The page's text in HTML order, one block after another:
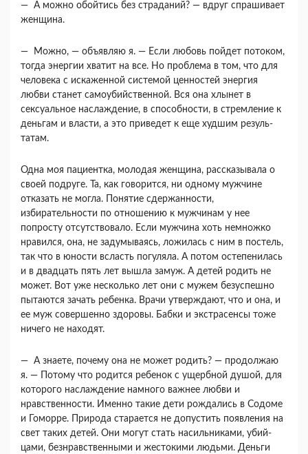
— А можно обойтись без страданий? — вдруг спрашивает
женщина.
— Можно, — объявляю я. — Если любовь пой­дет потоком,
тогда энергии хватит на все. Но проблема в том, что для
человека с искаженной системой ценностей энергия
любви станет само­убийственной. Вся она хлынет в
сексуальное на­слаждение, в способности, в стремление к
деньгам и власти, а это приведет к еще худшим резуль­
татам.
Одна моя пациентка, молодая женщина, рас­сказывала о
своей подруге. Та, как говорится, ни одному мужчине
отказать не могла. Понятие сдер­жанности,
избирательности по отношению к муж­чинам у нее
попросту отсутствовало. Если мужчи­на хоть немножко
нравился, она, не задумываясь, ложилась с ним в постель,
так что в юности всласть погуляла. А потом остепенилась
и в два­дцать пять лет вышла замуж. А детей родить не
может. Вот уже несколько лет они с мужем безу­спешно
пытаются зачать ребенка. Врачи утверж­дают, что и она, и
ее муж совершенно здоровы. Бабки и экстрасенсы тоже
ничего не находят.
— А знаете, почему она не может родить? — продолжаю
я. — Потому что родится ребенок с ущербной душой, для
которого наслаждение на­много важнее любви и
нравственности. Именно такие дети рождались в Содоме
и Гоморре. При­рода старается не допустить появления на
свет та­ких детей. Они могут стать насильниками, убий­
цами, безнравственными и жестокими людьми. Деньги